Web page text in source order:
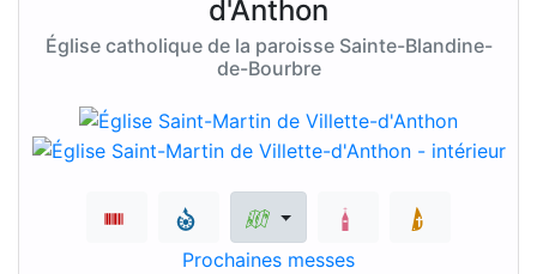
d'Anthon
Église catholique de la paroisse Sainte-Blandine-
de-Bourbre
Prochaines messes